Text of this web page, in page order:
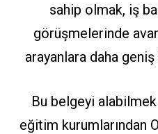
sahip olmak, iş
görüşmelerinde
arayanlara daha
Bu belgeyi
eğitim kurumlarından